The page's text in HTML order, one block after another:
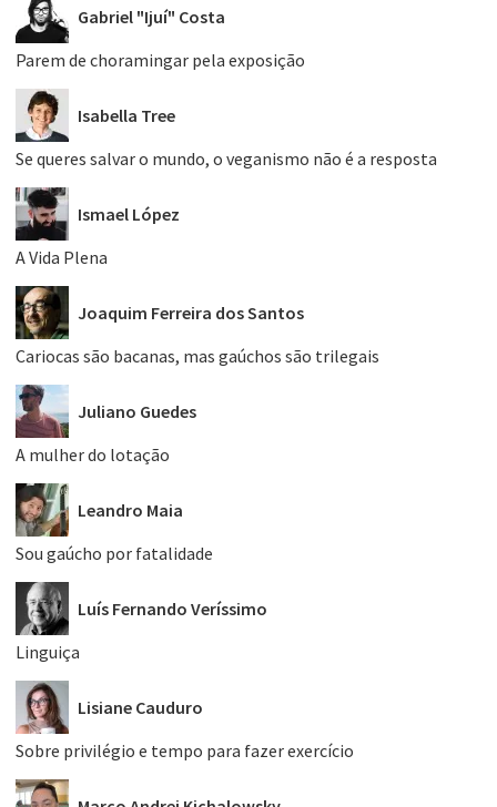
Gabriel "Ijuí" Costa
Parem de choramingar pela exposição
Isabella Tree
Se queres salvar o mundo, o veganismo não é a resposta
Ismael López
A Vida Plena
Joaquim Ferreira dos Santos
Cariocas são bacanas, mas gaúchos são trilegais
Juliano Guedes
A mulher do lotação
Leandro Maia
Sou gaúcho por fatalidade
Luís Fernando Veríssimo
Linguiça
Lisiane Cauduro
Sobre privilégio e tempo para fazer exercício